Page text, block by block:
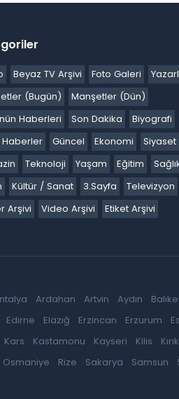
Beyaz TV Arşivi Foto Galeri
(Bugün)
Manşetler (Dün)
Haberleri
Son Dakika
Biyografi
Haberler
Güncel Ekonomi Siyaset
Teknoloji Yaşam Eğitim
Kültür / Sanat 3.Sayfa
Televizyon
Arşivi
Video Arşivi Etiket Arşivi
Ardahan Artvin Aydın
Edirne Elazığ Erzincan Erzurum
Kars Kastamonu Kayseri Kilis
Osmaniye Rize Sakarya Samsun